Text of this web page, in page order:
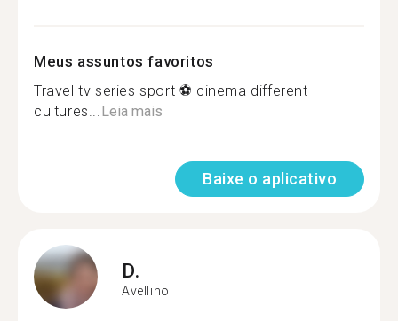
Meus assuntos favoritos
Travel tv series sport ⚽️ cinema different
cultures...Leia mais
Baixe o aplicativo
D.
Avellino